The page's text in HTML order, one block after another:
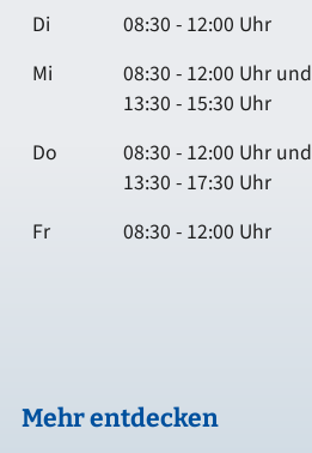
Di
08:30 - 12:00 Uhr
Mi
08:30 - 12:00 Uhr und
13:30 - 15:30 Uhr
Do
08:30 - 12:00 Uhr und
13:30 - 17:30 Uhr
Fr
08:30 - 12:00 Uhr
Mehr entdecken